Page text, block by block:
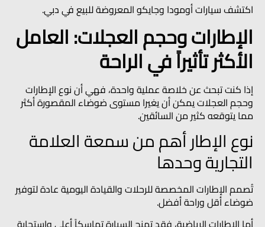
اكتشف سيارات أومودا وجايكو المعروضة للبيع في دبي.
الإطارات وحجم العجلات: العامل
الأكثر تأثيراً في الراحة
إذا كنت تبحث عن خلاصة عملية واحدة، فهي أن نوع الإطارات
وحجم العجلات يمكن أن يغيرا مستوى ضوضاء المقصورة أكثر
مما يتوقعه كثير من السائقين.
نوع الإطار أهم من سمعة العلامة
التجارية وحدها
تُصمم الإطارات المخصصة للرحلات والقيادة اليومية عادة لتوفير
ضوضاء أقل وراحة أفضل.